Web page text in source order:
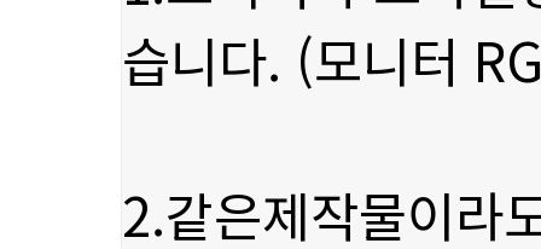
습니다. (모니터